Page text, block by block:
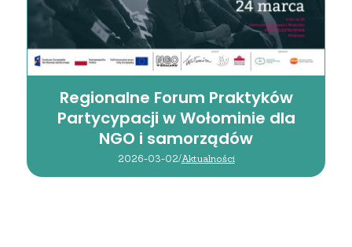
Regionalne Forum Praktyków
Partycypacji w Wołominie dla
NGO i samorządów
2026-03-02/Aktualności